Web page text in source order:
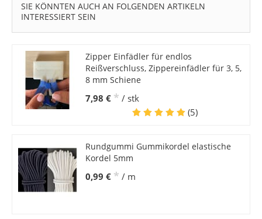
SIE KÖNNTEN AUCH AN FOLGENDEN ARTIKELN
INTERESSIERT SEIN
Zipper Einfädler für endlos
Reißverschluss, Zippereinfädler für 3, 5,
8 mm Schiene
7,98 € * / stk
(5)
Rundgummi Gummikordel elastische
Kordel 5mm
0,99 € * / m